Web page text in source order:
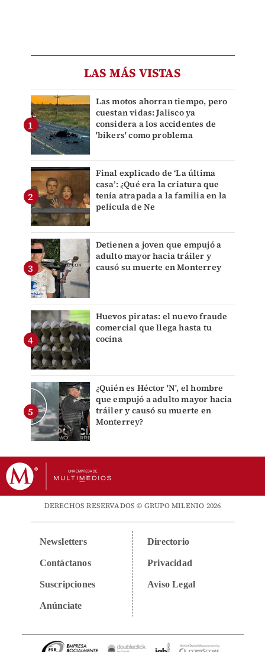
LAS MÁS VISTAS
Las motos ahorran tiempo, pero
cuestan vidas: Jalisco ya
considera a los accidentes de
'bikers' como problema
Final explicado de ‘La última
casa’: ¿Qué era la criatura que
tenía atrapada a la familia en la
película de Ne
Detienen a joven que empujó a
adulto mayor hacia tráiler y
causó su muerte en Monterrey
Huevos piratas: el nuevo fraude
comercial que llega hasta tu
cocina
¿Quién es Héctor 'N', el hombre
que empujó a adulto mayor hacia
tráiler y causó su muerte en
Monterrey?
DERECHOS RESERVADOS © GRUPO MILENIO 2026
Newsletters
Contáctanos
Suscripciones
Anúnciate
Directorio
Privacidad
Aviso Legal